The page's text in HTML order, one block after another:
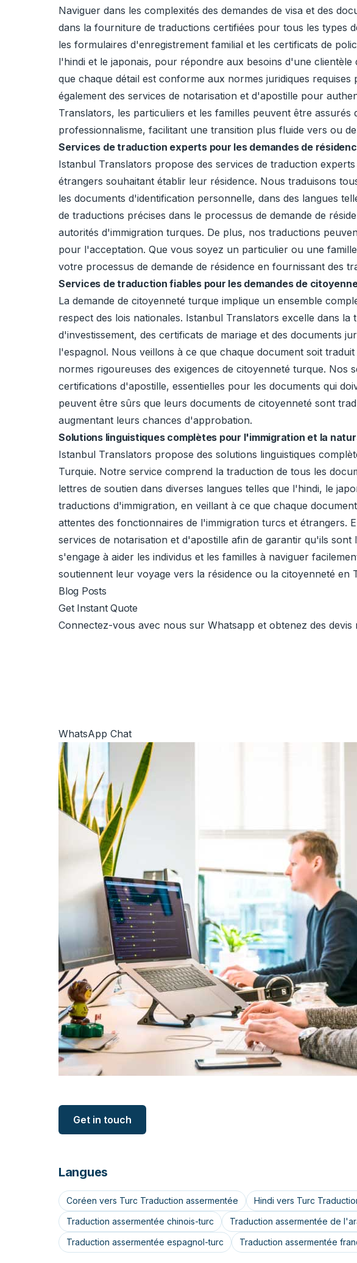
Naviguer dans les complexités des demandes de visa et des
dans la fourniture de traductions certifiées pour tous les types
les formulaires d'enregistrement familial et les certificats de
l'hindi et le japonais, pour répondre aux besoins d'une
que chaque détail est conforme aux normes juridiques
également des services de notarisation et d'apostille pour
Translators, les particuliers et les familles peuvent être
professionnalisme, facilitant une transition plus fluide vers ou
Services de traduction experts pour les demandes de
Istanbul Translators propose des services de traduction
étrangers souhaitant établir leur résidence. Nous traduisons
les documents d'identification personnelle, dans des langues
de traductions précises dans le processus de demande de
autorités d'immigration turques. De plus, nos traductions
pour l'acceptation. Que vous soyez un particulier ou une
votre processus de demande de résidence en fournissant des
Services de traduction fiables pour les demandes de
La demande de citoyenneté turque implique un ensemble
respect des lois nationales. Istanbul Translators excelle dans
d'investissement, des certificats de mariage et des documents
l'espagnol. Nous veillons à ce que chaque document soit
normes rigoureuses des exigences de citoyenneté turque.
certifications d'apostille, essentielles pour les documents qui
peuvent être sûrs que leurs documents de citoyenneté sont
augmentant leurs chances d'approbation.
Solutions linguistiques complètes pour l'immigration et la
Istanbul Translators propose des solutions linguistiques
Turquie. Notre service comprend la traduction de tous les
lettres de soutien dans diverses langues telles que l'hindi, le
traductions d'immigration, en veillant à ce que chaque
attentes des fonctionnaires de l'immigration turcs et étrangers.
services de notarisation et d'apostille afin de garantir qu'ils
s'engage à aider les individus et les familles à naviguer
soutiennent leur voyage vers la résidence ou la citoyenneté en
Blog Posts
Get Instant Quote
Connectez-vous avec nous sur Whatsapp et obtenez des
WhatsApp Chat
Get in touch
Langues
Coréen vers Turc Traduction assermentée Hindi vers Turc
Traduction assermentée chinois-turc
Traduction assermentée de
Traduction assermentée espagnol-turc
Traduction assermentée